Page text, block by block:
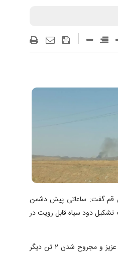
قم گفت: ساعاتی پیش دشمن
دود سیاه قابل رویت در
وی افزود: متاسفانه این حمله متجاوزانه منجر به شهادت ۴ تن از پاسداران عزیز و مجروح شدن ۲ تن دیگر